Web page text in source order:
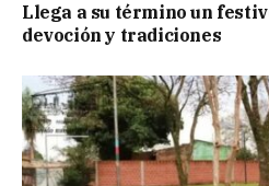
Llega a su término un
devoción y tradiciones